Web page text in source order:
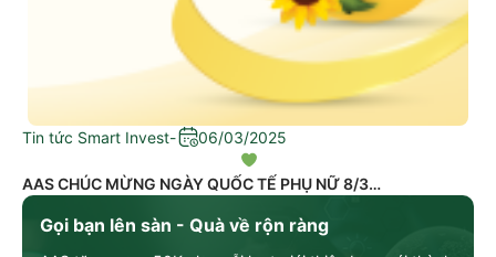
Gọi bạn lên sàn - Quà về rộn ràng
Tin tức Smart Invest- 06/03/2025
AAS CHÚC MỪNG NGÀY QUỐC TẾ PHỤ NỮ 8/3